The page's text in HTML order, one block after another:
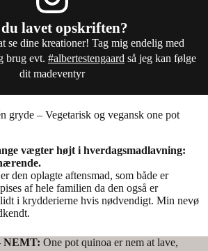
lavet opskriften?
se dine kreationer! Tag mig endelig med
brug evt. #albertestengaard så jeg kan følge
dit madeventyr
gryde – Vegetarisk og vegansk one pot
vægter højt i hverdagsmadlavning:
den oplagte aftensmad, som både er
af hele familien da den også er
i krydderierne hvis nødvendigt. Min nevø
NEMT: One pot quinoa er nem at lave,